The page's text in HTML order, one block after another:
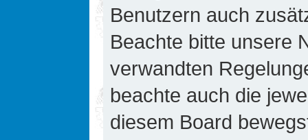
Benutzern auch
Beachte bitte unsere
verwandten
beachte auch die
diesem Board